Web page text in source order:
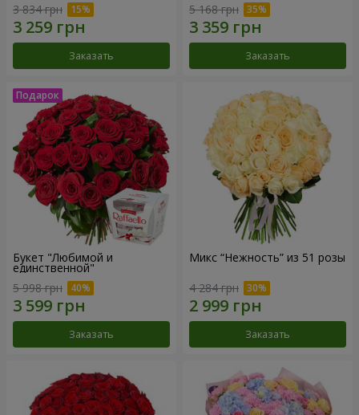
3 834 грн
Заказать
5 168 грн
Заказать
Букет "Любимой и
единственной"
5 998 грн
Заказать
Микс “Нежность” из 51 розы
4 284 грн
Заказать